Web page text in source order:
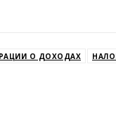
О ДОХОДАХ